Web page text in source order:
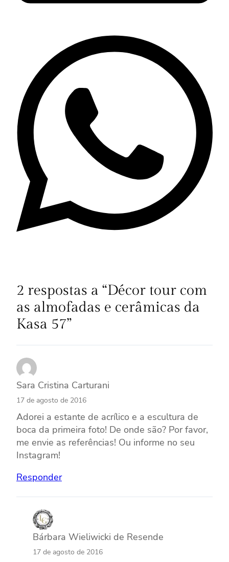
2 respostas a “Décor tour com
as almofadas e cerâmicas da
Kasa 57”
Sara Cristina Carturani
17 de agosto de 2016
Adorei a estante de acrílico e a escultura de
boca da primeira foto! De onde são? Por favor,
me envie as referências! Ou informe no seu
Instagram!
Responder
Bárbara Wieliwicki de Resende
17 de agosto de 2016